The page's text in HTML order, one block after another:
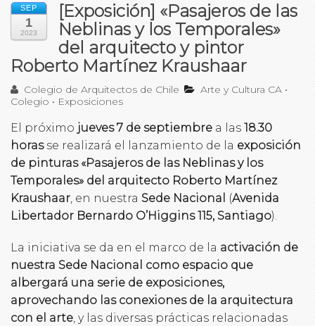
SEP
1
2023
[Exposición] «Pasajeros de las
Neblinas y los Temporales»
del arquitecto y pintor
Roberto Martínez Kraushaar
Colegio de Arquitectos de Chile Arte y Cultura CA •
Colegio • Exposiciones
El próximo jueves 7 de septiembre a las 18.30
horasse realizará el lanzamiento de la exposición
de pinturas «Pasajeros de las Neblinas y los
Temporales» del arquitecto Roberto Martínez
Kraushaar, en nuestra Sede Nacional (Avenida
Libertador Bernardo O’Higgins 115, Santiago).
La iniciativa se da en el marco de la activación de
nuestra Sede Nacional como espacio que
albergará una serie de exposiciones,
aprovechando las conexiones de la arquitectura
con el arte, y las diversas prácticas relacionadas